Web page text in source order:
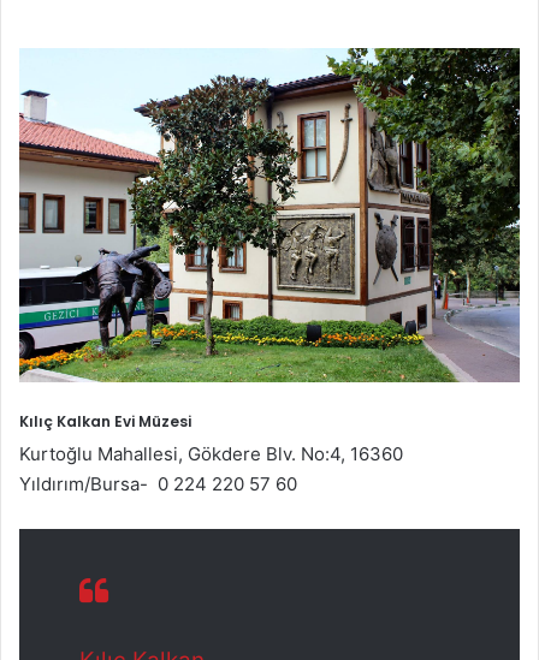
Kılıç Kalkan Evi Müzesi
Kurtoğlu Mahallesi, Gökdere Blv. No:4, 16360
Yıldırım/Bursa- 0 224 220 57 60